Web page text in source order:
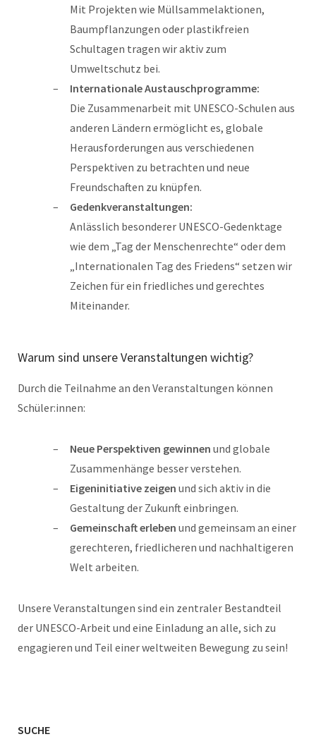
Mit Projekten wie Müllsammelaktionen,
Baumpflanzungen oder plastikfreien
Schultagen tragen wir aktiv zum
Umweltschutz bei.
Internationale Austauschprogramme:
Die Zusammenarbeit mit UNESCO-Schulen aus
anderen Ländern ermöglicht es, globale
Herausforderungen aus verschiedenen
Perspektiven zu betrachten und neue
Freundschaften zu knüpfen.
Gedenkveranstaltungen:
Anlässlich besonderer UNESCO-Gedenktage
wie dem „Tag der Menschenrechte“ oder dem
„Internationalen Tag des Friedens“ setzen wir
Zeichen für ein friedliches und gerechtes
Miteinander.
Warum sind unsere Veranstaltungen wichtig?
Durch die Teilnahme an den Veranstaltungen können
Schüler:innen:
Neue Perspektiven gewinnen und globale
Zusammenhänge besser verstehen.
Eigeninitiative zeigen und sich aktiv in die
Gestaltung der Zukunft einbringen.
Gemeinschaft erleben und gemeinsam an einer
gerechteren, friedlicheren und nachhaltigeren
Welt arbeiten.
Unsere Veranstaltungen sind ein zentraler Bestandteil
der UNESCO-Arbeit und eine Einladung an alle, sich zu
engagieren und Teil einer weltweiten Bewegung zu sein!
SUCHE